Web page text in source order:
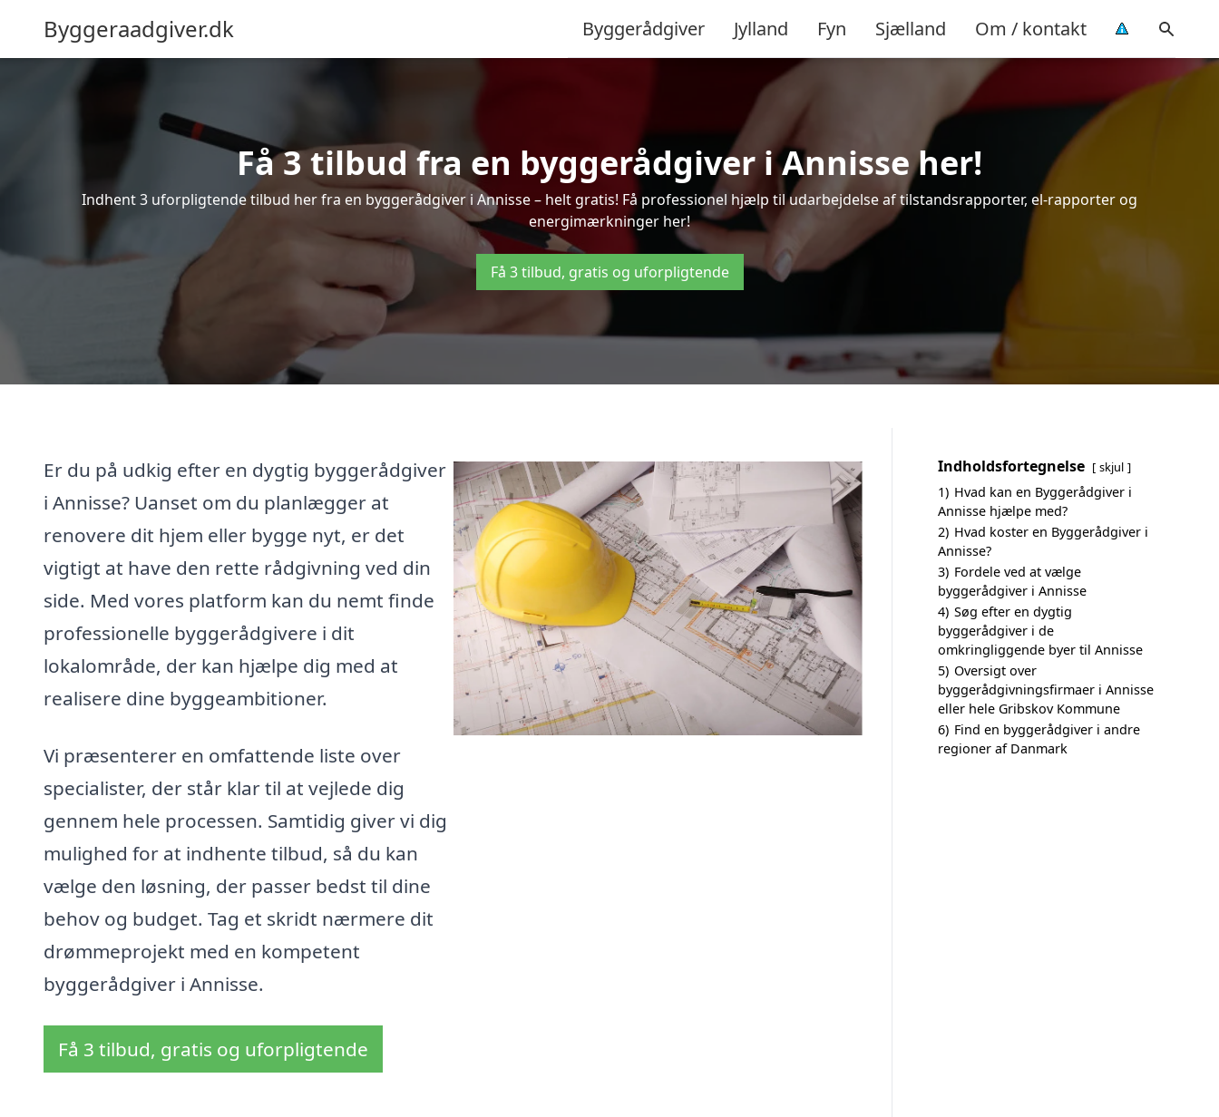
Byggeraadgiver.dk Byggerådgiver Jylland Fyn Sjælland Om / kontakt
Få 3 tilbud fra en byggerådgiver i Annisse her!
Indhent 3 uforpligtende tilbud her fra en byggerådgiver i Annisse – helt gratis! Få professionel hjælp til udarbejdelse af tilstandsrapporter, el-rapporter og
energimærkninger her!
Få 3 tilbud, gratis og uforpligtende
Er du på udkig efter en dygtig byggerådgiver
i Annisse? Uanset om du planlægger at
renovere dit hjem eller bygge nyt, er det
vigtigt at have den rette rådgivning ved din
side. Med vores platform kan du nemt finde
professionelle byggerådgivere i dit
lokalområde, der kan hjælpe dig med at
realisere dine byggeambitioner.
Vi præsenterer en omfattende liste over
specialister, der står klar til at vejlede dig
gennem hele processen. Samtidig giver vi dig
mulighed for at indhente tilbud, så du kan
vælge den løsning, der passer bedst til dine
behov og budget. Tag et skridt nærmere dit
drømmeprojekt med en kompetent
byggerådgiver i Annisse.
Få 3 tilbud, gratis og uforpligtende
Indholdsfortegnelse skjul
1) Hvad kan en Byggerådgiver i
Annisse hjælpe med?
2) Hvad koster en Byggerådgiver i
Annisse?
3) Fordele ved at vælge
byggerådgiver i Annisse
4) Søg efter en dygtig
byggerådgiver i de
omkringliggende byer til Annisse
5) Oversigt over
byggerådgivningsfirmaer i Annisse
eller hele Gribskov Kommune
6) Find en byggerådgiver i andre
regioner af Danmark